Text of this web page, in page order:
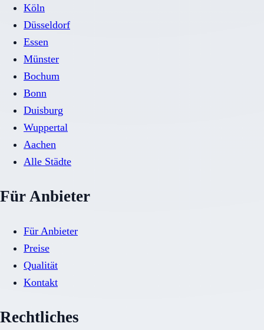
Köln
Düsseldorf
Essen
Münster
Bochum
Bonn
Duisburg
Wuppertal
Aachen
Alle Städte
Für Anbieter
Für Anbieter
Preise
Qualität
Kontakt
Rechtliches